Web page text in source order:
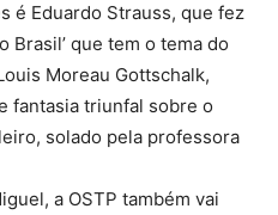
é Eduardo Strauss, que fez
Brasil’ que tem o tema do
Moreau Gottschalk,
fantasia triunfal sobre o
solado pela professora
a OSTP também vai